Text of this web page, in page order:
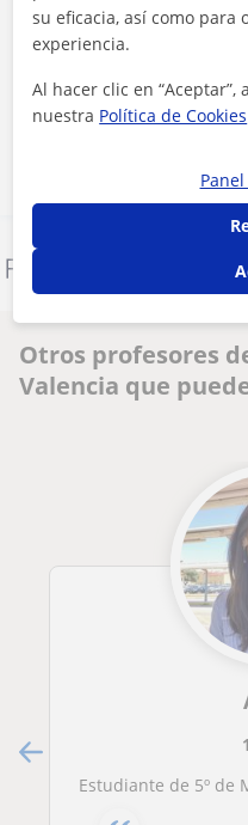
Al hacer clic, aceptas nuestro
Otros profesores
Valencia que
Estudiante de 5º de Medicina que le encanta
su eficacia, así como para
experiencia.
Al hacer clic en
nuestra Política de Cookies